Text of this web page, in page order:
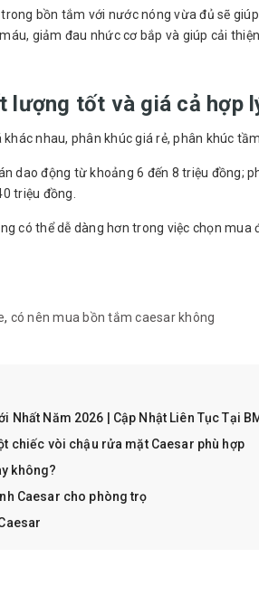
bồn tắm với nước nóng vừa đủ sẽ
giảm đau nhức cơ bắp và giúp cải
lượng tốt và giá cả hợp
nhau, phân khúc giá rẻ, phân khúc
dao động từ khoảng 6 đến 8 triệu đồng;
triệu đồng.
có thể dễ dàng hơn trong việc chọn
, có nên mua bồn tắm caesar không
Nhất Năm 2026 | Cập Nhật Liên Tục Tại
chiếc vòi chậu rửa mặt Caesar phù hợp
không?
Caesar cho phòng trọ